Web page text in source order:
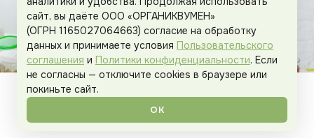
Снижение уровня базального
инсулина – меньше энергии, больше
микроэлементов:
сайт, вы даёте ООО «ОРГАНИКВУМЕН»
(ОГРН 1165027064663) согласие на обработку
данных и принимаете условия Пользовательского
соглашения и Политики конфиденциальности. Если
не согласны — отключите cookies в браузере или
покиньте сайт.
ОК